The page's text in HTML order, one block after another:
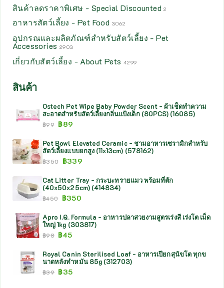
สินค้าลดราคาพิเศษ - Special Discounted 2
อาหารสัตว์เลี้ยง - Pet Food 3062
อุปกรณและผลิตภัณฑ์สำหรับสัตว์เลี้ยง - Pet
Accessories 2903
เกี่ยวกับสัตว์เลี้ยง - About Pets 4299
สินค้า
Ostech Pet Wipe Baby Powder Scent - ผ้าเช็ดทำความ
สะอาดสำหรับสัตว์เลี้ยงกลิ่นแป้งเด็ก (80PCS) (16085)
฿99 ฿89
Pet Bowl Elevated Ceramic - ชามอาหารเซรามิกสำหรับ
สัตว์เลี้ยงแบบยกสูง (11x13cm) (578162)
฿350 ฿339
Cat Litter Tray - กระบะทรายแมว พร้อมที่ตัก
(40x50x25cm) (414834)
฿450 ฿350
Apro I.Q. Formula - อาหารปลาสวยงามสูตรเร่งสี เร่งโต เม็ด
ใหญ่ 1kg (303817)
฿98 ฿45
Royal Canin Sterilised Loaf - อาหารเปียกสุนัขโต ทุกข
นาดหลังทำหมัน 85g (312703)
฿39 ฿35